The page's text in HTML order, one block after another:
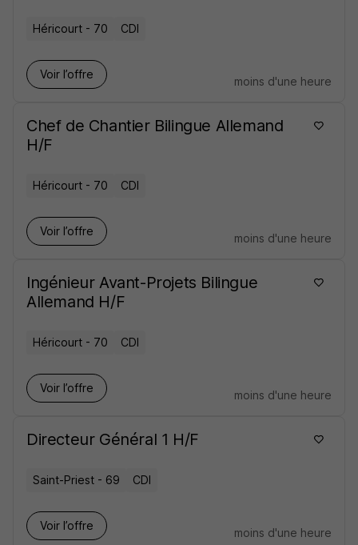
Héricourt - 70 CDI
Voir l’offre
moins d'une heure
Chef de Chantier Bilingue Allemand
H/F
Héricourt - 70 CDI
Voir l’offre
moins d'une heure
Ingénieur Avant-Projets Bilingue
Allemand H/F
Héricourt - 70 CDI
Voir l’offre
moins d'une heure
Directeur Général 1 H/F
Saint-Priest - 69 CDI
Voir l’offre
moins d'une heure